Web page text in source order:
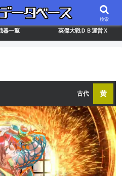
ランキング カードリスト
器一覧 英傑大戦ＤＢ運営Ｘ
古代 黄
検索